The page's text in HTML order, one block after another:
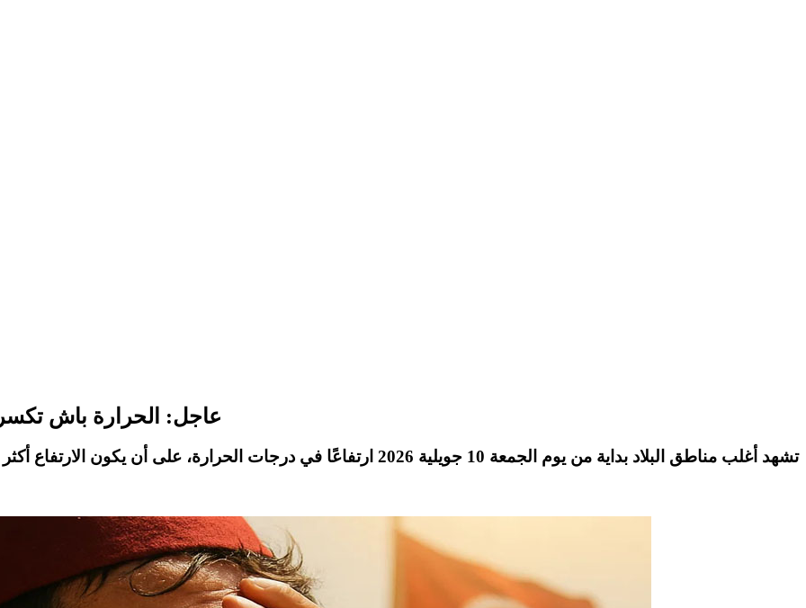
عاجل: الحرارة باش تكسر الأرقام؟ 3 أيام من القيظ
تشهد أغلب مناطق البلاد بداية من يوم الجمعة 10 جويلية 2026 ارتفاعًا في درجات الحرارة، على أن يكون الارتفاع